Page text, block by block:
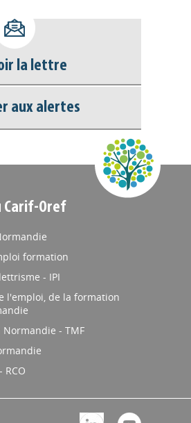
Scoop.it
la lettre
aux alertes
Carif-Oref
formation
- IPI
l'emploi, de la formation
- TMF
RCO